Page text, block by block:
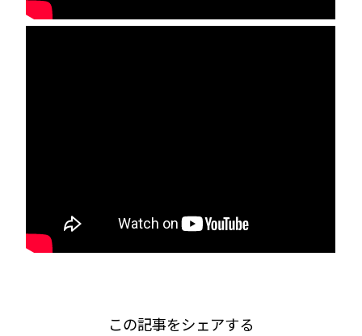
この記事をシェアする